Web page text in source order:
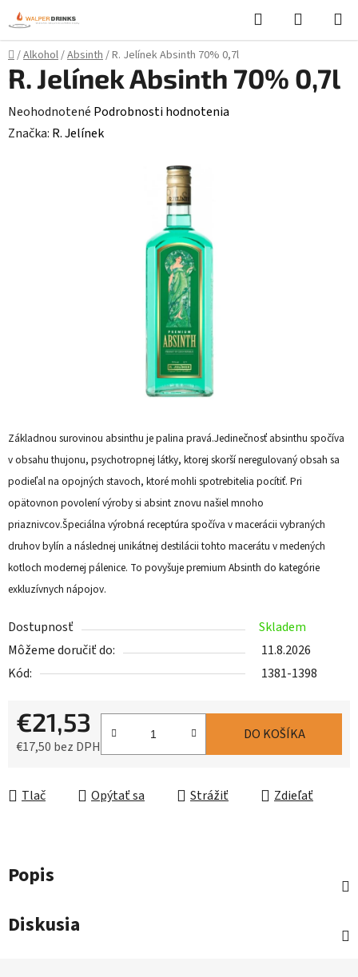
Prejsť
na
obsah
Hľadať
KOŠÍK
Domov
/Alkohol/Absinth/R. Jelínek Absinth 70% 0,7l
Základnou surovinou absinthu je palina pravá.Jedinečnosť absinthu spočíva
v obsahu thujonu, psychotropnej látky, ktorej skorší neregulovaný obsah sa
podieľal na opojných stavoch, ktoré mohli spotrebitelia pocítiť. Pri
opätovnon povolení výroby si absint znovu našiel mnoho
priaznivcov.Špeciálna výrobná receptúra spočíva v macerácii vybraných
druhov bylín a následnej unikátnej destilácii tohto macerátu v medených
kotloch modernej pálenice. To povyšuje premium Absinth do kategórie
exkluzívnych nápojov.
Dostupnosť
Skladem
Môžeme doručiť do:
11.8.2026
Kód:
1381-1398
€21,53
€17,50 bez DPH
DO KOŠÍKA
Tlač Opýtať sa Strážiť Zdieľať
R. Jelínek Absinth 70% 0,7l
Priemerné
hodnotenie
Neohodnotené Podrobnosti hodnotenia
Značka: R. Jelínek
Popis
Diskusia